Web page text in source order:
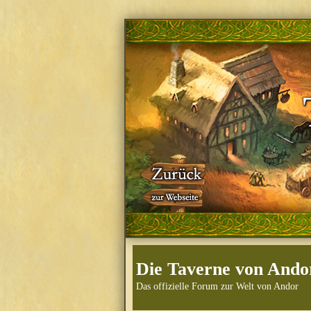
Die Taverne von
Das offizielle Forum zur Welt von Andor